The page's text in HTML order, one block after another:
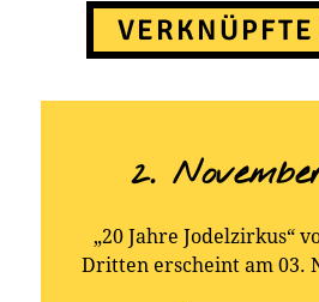
zur anderen; stets
von ihren
die Dritten am 3.
Edition (Live-CD mit
2.
„20 Jahre Jodelzirkus“
Dritten erscheint am 03.